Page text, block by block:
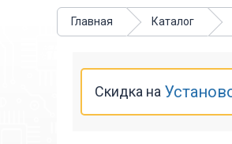
Главная Каталог
Скидка на